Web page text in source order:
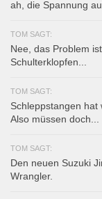
ah, die Spannung
TOM SAGT:
Nee, das Problem
Schulterklopfen...
TOM SAGT:
Schleppstangen hat
Also müssen doch...
TOM SAGT:
Den neuen Suzuki
Wrangler.